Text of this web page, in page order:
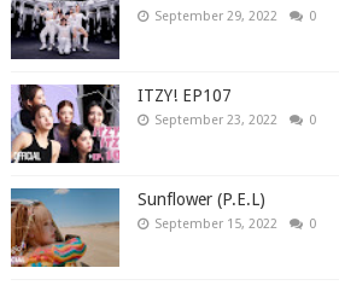
September 29, 2022 0
ITZY! EP107
September 23, 2022 0
Sunflower (P.E.L)
September 15, 2022 0